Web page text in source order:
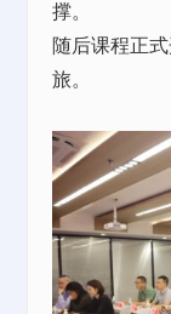
撑。
随后课程正
旅。